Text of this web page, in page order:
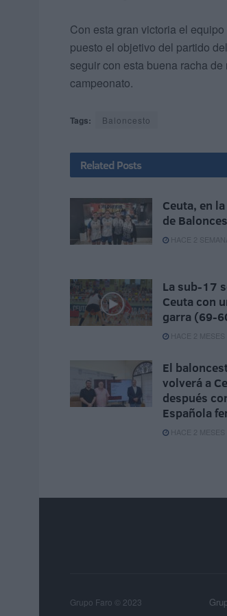
Con esta gran victoria el
puesto el objetivo del partido
seguir con esta buena racha
campeonato.
Tags: Baloncesto
Related Posts
Ceuta, en
de
HACE 2
La sub-17
Ceuta con
garra (69-
HACE 2 MESES
El
volverá a
después
Española
HACE 2 MESES
Grupo Faro © 2023